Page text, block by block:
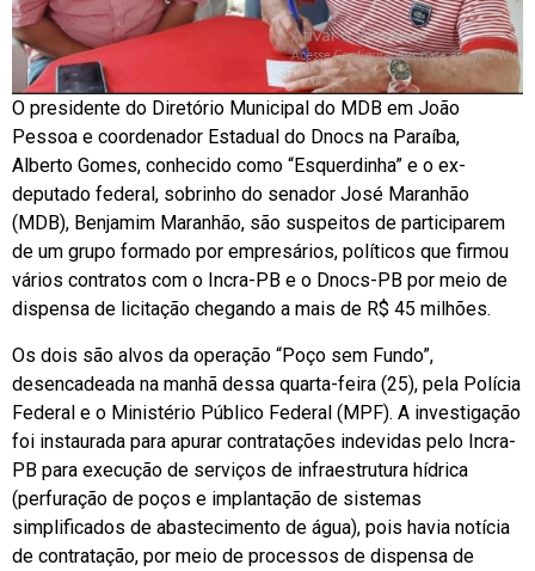
O presidente do Diretório Municipal do MDB em João
Pessoa e coordenador Estadual do Dnocs na Paraíba,
Alberto Gomes, conhecido como “Esquerdinha” e o ex-
deputado federal, sobrinho do senador José Maranhão
(MDB), Benjamim Maranhão, são suspeitos de participarem
de um grupo formado por empresários, políticos que firmou
vários contratos com o Incra-PB e o Dnocs-PB por meio de
dispensa de licitação chegando a mais de R$ 45 milhões.
Os dois são alvos da operação “Poço sem Fundo”,
desencadeada na manhã dessa quarta-feira (25), pela Polícia
Federal e o Ministério Público Federal (MPF). A investigação
foi instaurada para apurar contratações indevidas pelo Incra-
PB para execução de serviços de infraestrutura hídrica
(perfuração de poços e implantação de sistemas
simplificados de abastecimento de água), pois havia notícia
de contratação, por meio de processos de dispensa de